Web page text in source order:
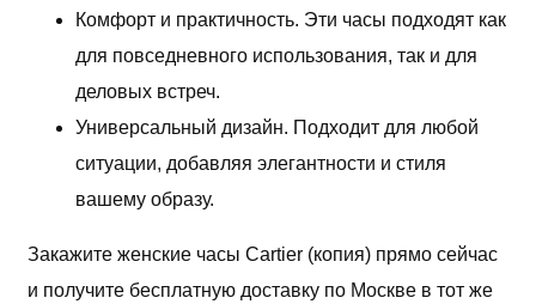
Комфорт и практичность. Эти часы подходят как
для повседневного использования, так и для
деловых встреч.
Универсальный дизайн. Подходит для любой
ситуации, добавляя элегантности и стиля
вашему образу.
Закажите женские часы Cartier (копия) прямо сейчас
и получите бесплатную доставку по Москве в тот же